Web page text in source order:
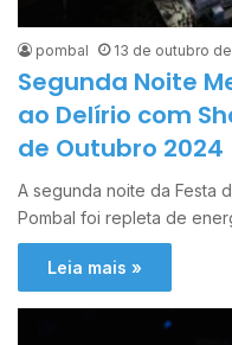
pombal 13 de outubro
Segunda Noite
ao Delírio com
de Outubro 2024
A segunda noite da Festa
Pombal foi repleta de
Leia mais »